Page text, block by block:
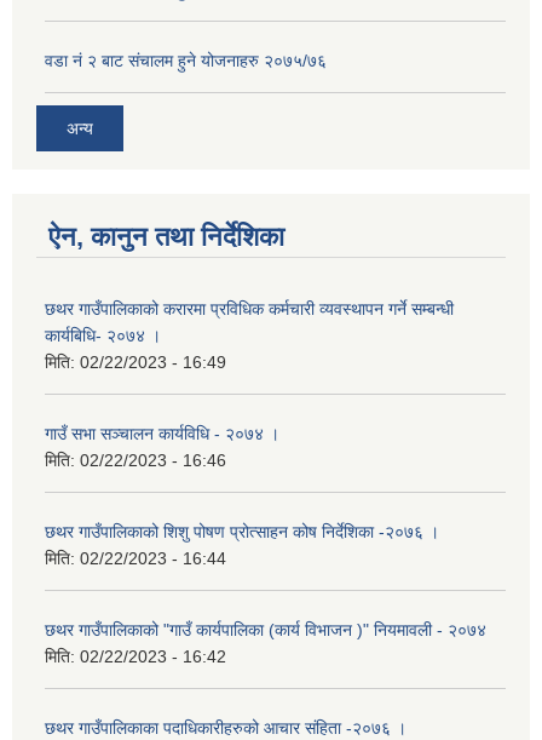
वडा नं २ बाट संचालम हुने योजनाहरु २०७५/७६
अन्य
ऐन, कानुन तथा निर्देशिका
छथर गाउँपालिकाको करारमा प्रविधिक कर्मचारी व्यवस्थापन गर्ने सम्बन्धी
कार्यबिधि- २०७४ ।
मिति: 02/22/2023 - 16:49
गाउँ सभा सञ्चालन कार्यविधि - २०७४ ।
मिति: 02/22/2023 - 16:46
छथर गाउँपालिकाको शिशु पोषण प्रोत्साहन कोष निर्देशिका -२०७६ ।
मिति: 02/22/2023 - 16:44
छथर गाउँपालिकाको "गाउँ कार्यपालिका (कार्य विभाजन )" नियमावली - २०७४
मिति: 02/22/2023 - 16:42
छथर गाउँपालिकाका पदाधिकारीहरुको आचार संहिता -२०७६ ।